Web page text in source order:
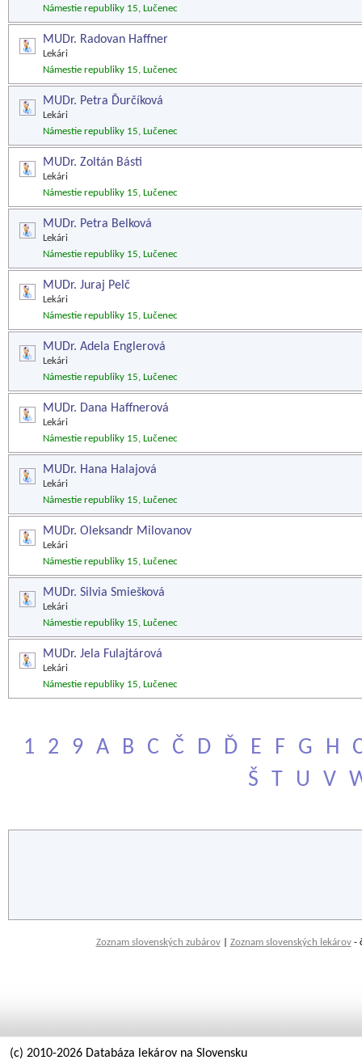
Námestie republiky 15, Lučenec
MUDr. Radovan Haffner
Lekári
Námestie republiky 15, Lučenec
MUDr. Petra Ďurčíková
Lekári
Námestie republiky 15, Lučenec
MUDr. Zoltán Básti
Lekári
Námestie republiky 15, Lučenec
MUDr. Petra Belková
Lekári
Námestie republiky 15, Lučenec
MUDr. Juraj Pelč
Lekári
Námestie republiky 15, Lučenec
MUDr. Adela Englerová
Lekári
Námestie republiky 15, Lučenec
MUDr. Dana Haffnerová
Lekári
Námestie republiky 15, Lučenec
MUDr. Hana Halajová
Lekári
Námestie republiky 15, Lučenec
MUDr. Oleksandr Milovanov
Lekári
Námestie republiky 15, Lučenec
MUDr. Silvia Smiešková
Lekári
Námestie republiky 15, Lučenec
MUDr. Jela Fulajtárová
Lekári
Námestie republiky 15, Lučenec
1 2 9 A B C Č D Ď E F G H
Š
T U V
Zoznam slovenských zubárov| Zoznam slovenských lekárov-
(c) 2010-2026 Databáza lekárov na Slovensku